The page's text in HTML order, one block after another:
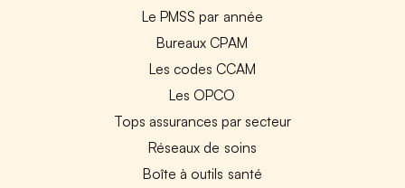
Le PMSS par année
Bureaux CPAM
Les codes CCAM
Les OPCO
Tops assurances par secteur
Réseaux de soins
Boîte à outils santé